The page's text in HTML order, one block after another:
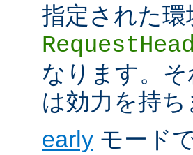
指定された
なります。
は効力を持ち
early モード